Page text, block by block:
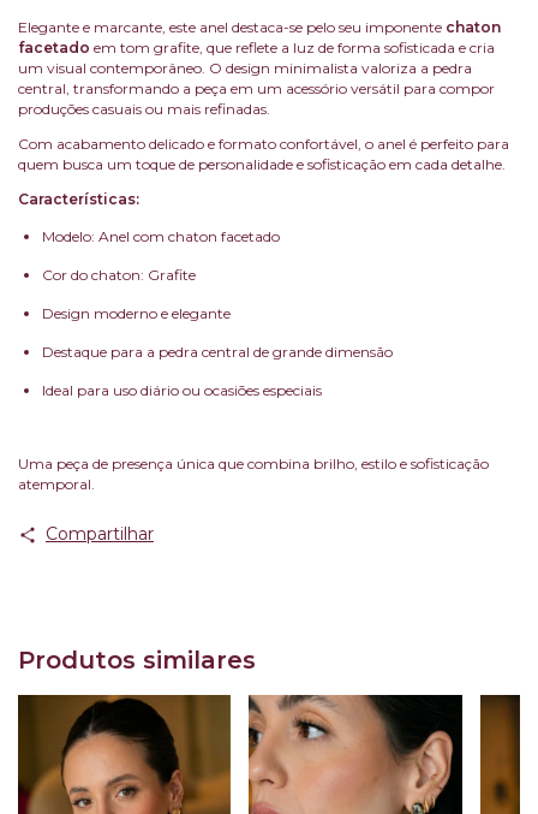
Elegante e marcante, este anel destaca-se pelo seu imponente chaton
facetado em tom grafite, que reflete a luz de forma sofisticada e cria
um visual contemporâneo. O design minimalista valoriza a pedra
central, transformando a peça em um acessório versátil para compor
produções casuais ou mais refinadas.
Com acabamento delicado e formato confortável, o anel é perfeito para
quem busca um toque de personalidade e sofisticação em cada detalhe.
Características:
Modelo: Anel com chaton facetado
Cor do chaton: Grafite
Design moderno e elegante
Destaque para a pedra central de grande dimensão
Ideal para uso diário ou ocasiões especiais
Uma peça de presença única que combina brilho, estilo e sofisticação
atemporal.
Compartilhar
Produtos similares